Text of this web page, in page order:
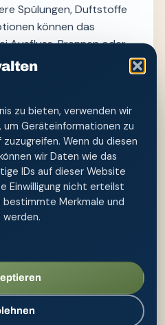
zu bieten, verwenden wir
um Geräteinformationen zu
Wenn du diesen
wir Daten wie das
IDs auf dieser Website
Einwilligung nicht erteilst
Merkmale und
Spülungen, Duftstoffe
können das
Ausfluss, Brennen oder
ersetzt Waschen
reicht frisches,
mit niedrigem
arbeiten, anschließend
Kleidung oder
Menstruation,
kann sich
entscheidend ist eine
neue Produkte.
übler Geruch, Wunden
sollten